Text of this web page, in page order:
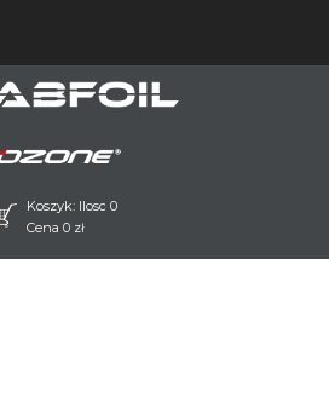
Koszyk: Ilosc 0
Cena 0 zł